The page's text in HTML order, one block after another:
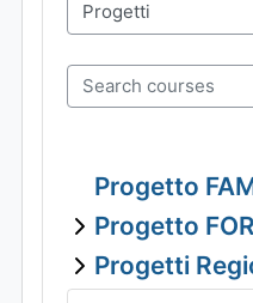
Kozi ya makundi
Search courses
Progetto
Progetto
Progetti